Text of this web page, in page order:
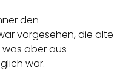
den
vorgesehen, die alte
was aber aus
war.